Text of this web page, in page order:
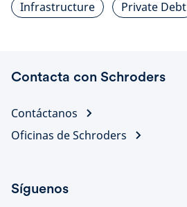
Infrastructure
Private Debt
Contacta con Schroders
Contáctanos
Oficinas de Schroders
Síguenos